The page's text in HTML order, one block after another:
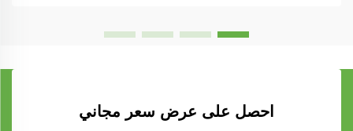
احصل على عرض سعر مجاني